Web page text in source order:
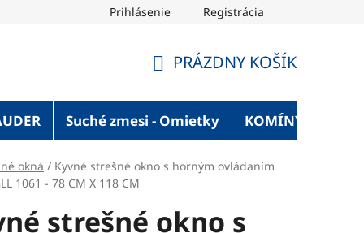
Strechaonline.sk - informácie z prvej ruky
Prihlásenie Registrácia
KOŠÍK
PRÁZDNY KOŠÍK
Suché zmesi - Omietky KOMÍNY
okná / Kyvné strešné okno s horným ovládaním
1061 - 78 CM X 118 CM
strešné okno s